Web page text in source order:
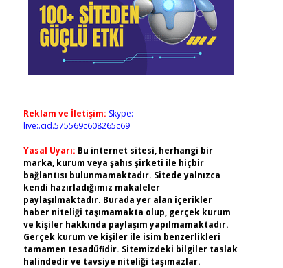
Reklam ve İletişim: Skype:
live:.cid.575569c608265c69
Yasal Uyarı: Bu internet sitesi, herhangi bir
marka, kurum veya şahıs şirketi ile hiçbir
bağlantısı bulunmamaktadır. Sitede yalnızca
kendi hazırladığımız makaleler
paylaşılmaktadır. Burada yer alan içerikler
haber niteliği taşımamakta olup, gerçek kurum
ve kişiler hakkında paylaşım yapılmamaktadır.
Gerçek kurum ve kişiler ile isim benzerlikleri
tamamen tesadüfidir. Sitemizdeki bilgiler taslak
halindedir ve tavsiye niteliği taşımazlar.